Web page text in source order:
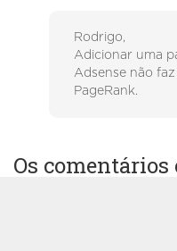
Rodrigo,
Adicionar uma
Adsense não
PageRank.
Os comentários